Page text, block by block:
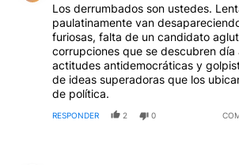
Los derrumbados son ustedes.
paulatinamente van
furiosas, falta de un candidato
corrupciones que se descubren día
actitudes antidemocráticas y
de ideas superadoras que los
de política.
RESPONDER 2 0